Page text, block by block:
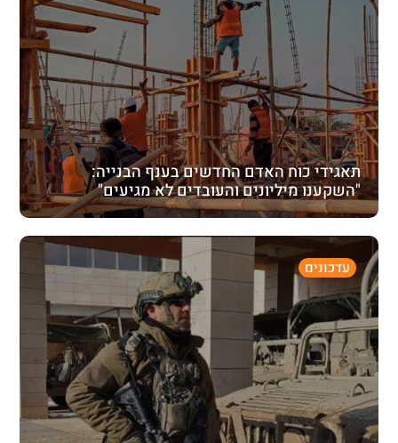
תאגידי כוח האדם החדשים בענף הבנייה:
"השקענו מיליונים והעובדים לא מגיעים"
עדכונים